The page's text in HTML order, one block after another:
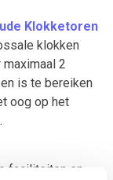
Klokketoren
klokken
2
is te bereiken
oog op het
faciliteiten en